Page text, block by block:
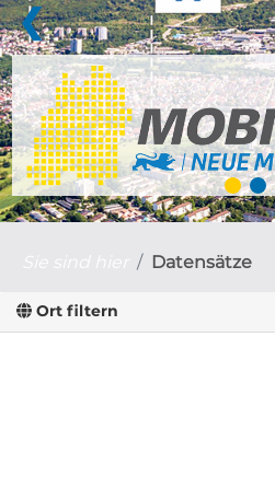
❮
Datensätze
Ort filtern